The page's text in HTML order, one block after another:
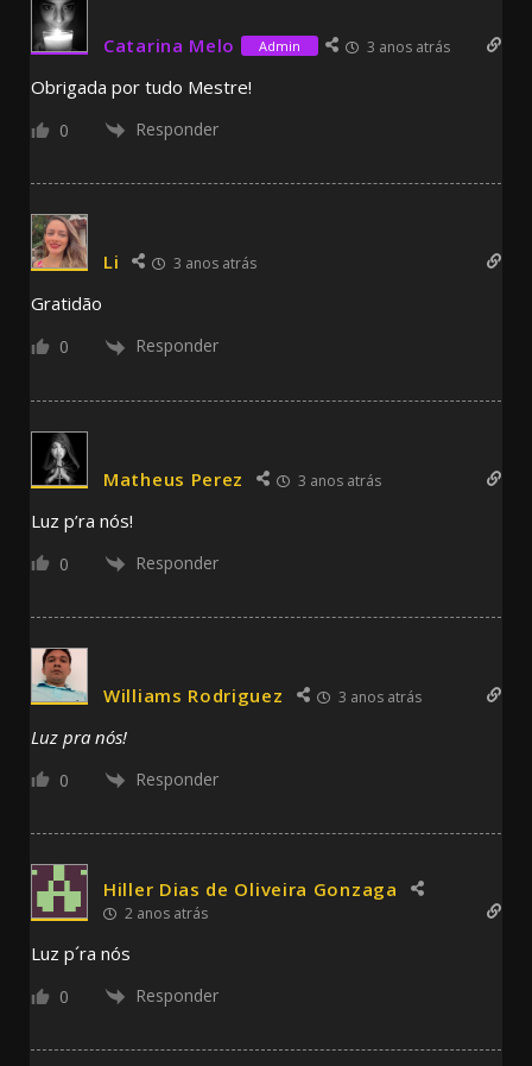
Catarina Melo Admin 3 anos atrás
Obrigada por tudo Mestre!
0 Responder
Li 3 anos atrás
Gratidão
0 Responder
Matheus Perez 3 anos atrás
Luz p’ra nós!
0 Responder
Williams Rodriguez 3 anos atrás
Luz pra nós!
0 Responder
Hiller Dias de Oliveira Gonzaga
2 anos atrás
Luz p´ra nós
0 Responder